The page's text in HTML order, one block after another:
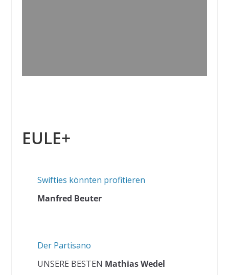
EULE+
Swifties könnten profitieren
Manfred Beuter
Der Partisano
UNSERE BESTEN Mathias Wedel